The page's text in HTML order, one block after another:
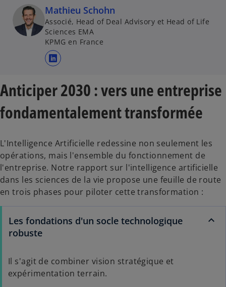
Mathieu Schohn
Associé, Head of Deal Advisory et Head of Life
Sciences EMA
KPMG en France
s
o
u
v
d
a
n
s
u
n
v
e
Anticiper 2030 : vers une entreprise
fondamentalement transformée
L'Intelligence Artificielle redessine non seulement les
opérations, mais l'ensemble du fonctionnement de
l'entreprise. Notre rapport sur l'intelligence artificielle
dans les sciences de la vie propose une feuille de route
en trois phases pour piloter cette transformation :
Les fondations d'un socle technologique
robuste
Il s'agit de combiner vision stratégique et
expérimentation terrain.